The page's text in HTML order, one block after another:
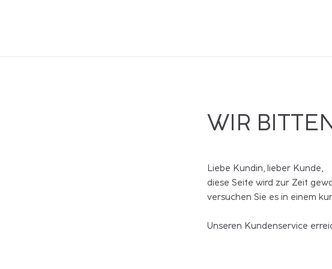
WIR
Liebe Kundin, lieber Kunde,
diese Seite wird zur Zeit
versuchen Sie es in einem
Unseren Kundenservice